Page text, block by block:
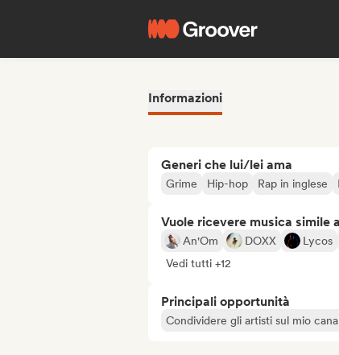
Informazioni
Generi che lui/lei ama
Grime Hip-hop Rap in inglese
Vuole ricevere musica simile
An'Om DOXX Lycos
Vedi tutti +12
Principali opportunità
Condividere gli artisti sul mio